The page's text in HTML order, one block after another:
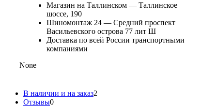
Магазин на Таллинском — Таллинское
шоссе, 190
Шиномонтаж 24 — Средний проспект
Васильевского острова 77 лит Ш
Доставка по всей России транспортными
компаниями
None
В наличии и на заказ2
Отзывы0